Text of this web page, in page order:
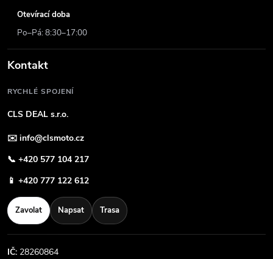
Otevírací doba
Po–Pá: 8:30–17:00
Kontakt
RYCHLÉ SPOJENÍ
CLS DEAL s.r.o.
✉️ info@clsmoto.cz
📞 +420 577 104 217
📱 +420 777 122 612
Zavolat Napsat Trasa
IČ: 28260864